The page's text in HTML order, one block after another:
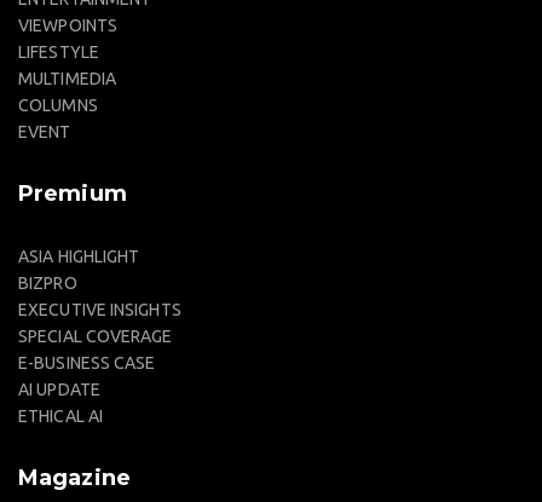
VIEWPOINTS
LIFESTYLE
MULTIMEDIA
COLUMNS
EVENT
Premium
ASIA HIGHLIGHT
BIZPRO
EXECUTIVE INSIGHTS
SPECIAL COVERAGE
E-BUSINESS CASE
AI UPDATE
ETHICAL AI
Magazine